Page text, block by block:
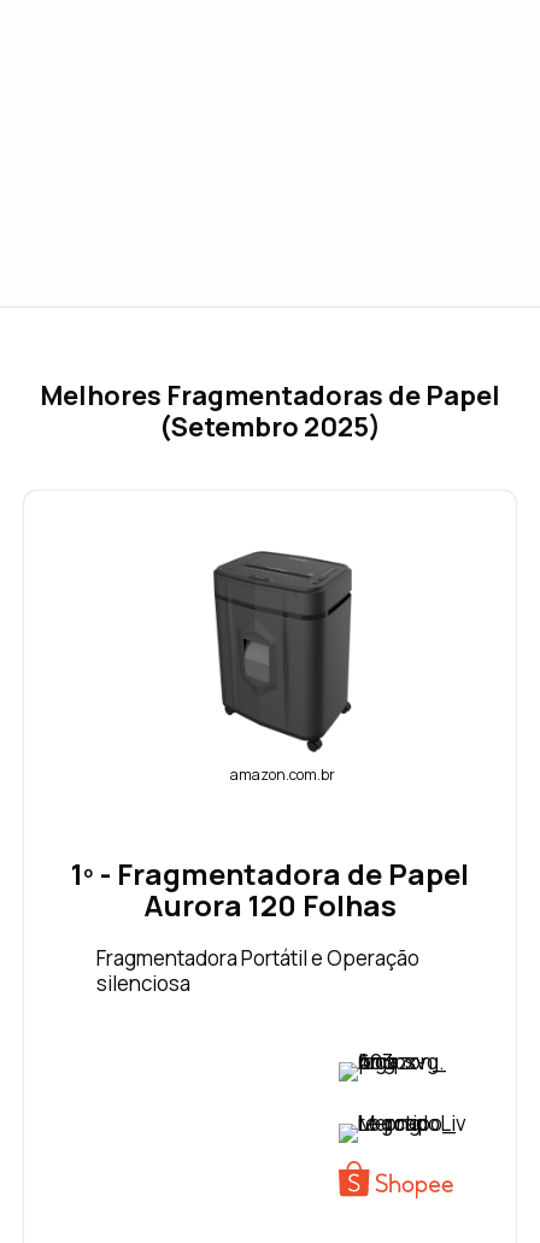
Melhores Fragmentadoras de Papel
(Setembro 2025)
amazon.com.br
1º - Fragmentadora de Papel
Aurora 120 Folhas
Fragmentadora Portátil e Operação
silenciosa